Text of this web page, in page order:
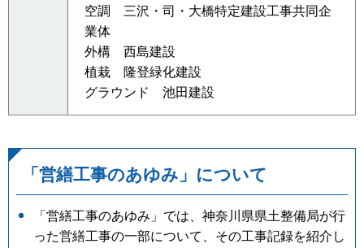
空調 三沢・司・大橋特定建設工事共同企
業体
外構 西島建設
植栽 隆登緑化建設
グラウンド 池田建設
「営繕工事のあゆみ」について
「営繕工事のあゆみ」では、神奈川県県土整備局が行
った営繕工事の一部について、その工事記録を紹介し